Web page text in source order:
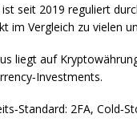
seit 2019 reguliert
im Vergleich zu vielen
liegt auf
2FA,